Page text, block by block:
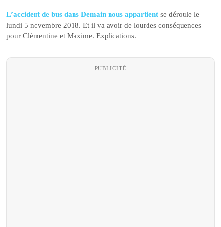
L’accident de bus dans Demain nous appartient se déroule le
lundi 5 novembre 2018. Et il va avoir de lourdes conséquences
pour Clémentine et Maxime. Explications.
PUBLICITÉ